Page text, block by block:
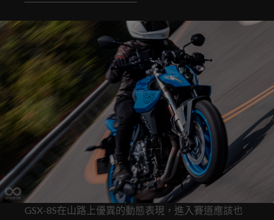
GSX-8S在山路上優異的動態表現，進入賽道應該也